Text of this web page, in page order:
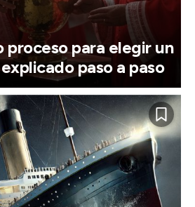
proceso para elegir un
paso a paso